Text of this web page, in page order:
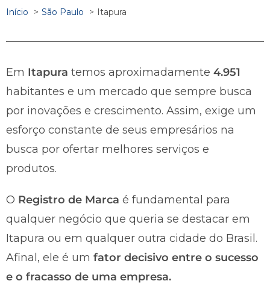
Início São Paulo Itapura
Em Itapura temos aproximadamente 4.951
habitantes e um mercado que sempre busca
por inovações e crescimento. Assim, exige um
esforço constante de seus empresários na
busca por ofertar melhores serviços e
produtos.
O Registro de Marca é fundamental para
qualquer negócio que queria se destacar em
Itapura ou em qualquer outra cidade do Brasil.
Afinal, ele é um fator decisivo entre o sucesso
e o fracasso de uma empresa.